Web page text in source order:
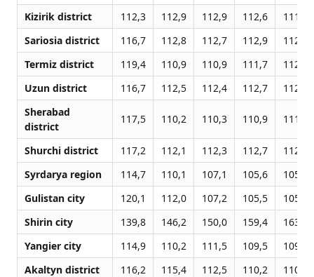
Kizirik district 112,3 112,9 112,9 112,6
111,6
Sariosia district
116,7 112,8 112,7 112,9
112,6
Termiz district
119,4 110,9 110,9 111,7
112,0
Uzun district
116,7 112,5 112,4 112,7
112,4
Sherabad
district
117,5 110,2 110,3 110,9 111,1
Shurchi district 117,2 112,1 112,3 112,7
112,4
Syrdarya region
114,7 110,1 107,1 105,6
105,9
Gulistan city
120,1 112,0 107,2 105,5
105,8
Shirin city
139,8 146,2 150,0 159,4
163,5
Yangier city
114,9 110,2 111,5 109,5
109,2
Akaltyn district
116,2 115,4 112,5 110,2
110,1